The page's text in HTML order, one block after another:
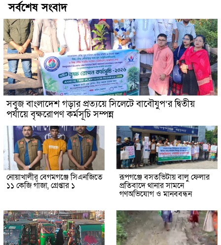
সর্বশেষ সংবাদ
সবুজ বাংলাদেশ গড়ার প্রত্যয়ে সিলেটে বাবৌযুপ’র দ্বিতীয়
পর্যায়ে বৃক্ষরোপণ কর্মসূচি সম্পন্ন
নোয়াখালীর বেগমগঞ্জে সিএনজিতে
১১ কেজি গাঁজা, গ্রেপ্তার ১
রূপগঞ্জে বসতভিটায় বালু ফেলার
প্রতিবাদে থানার সামনে
গণঅভিযোগ ও মানববন্ধন